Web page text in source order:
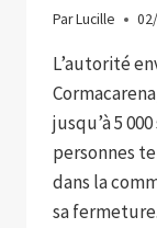
ParLucille
L’autorité
jusqu’à 5
personnes
dans la
sa